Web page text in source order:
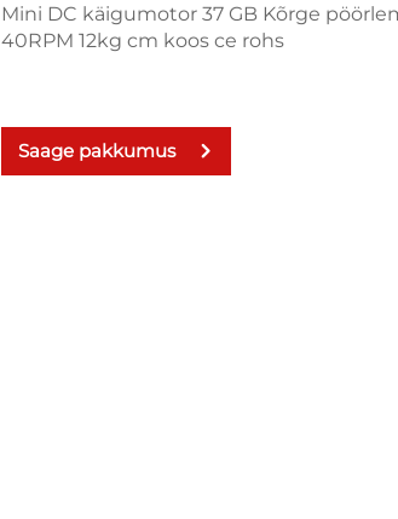
Mini DC käigumotor 37 GB Kõrge
40RPM 12kg cm koos ce rohs
Saage pakkumus